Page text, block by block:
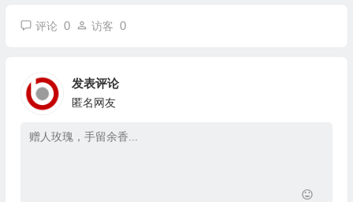
评论 0 访客 0
发表评论
匿名网友